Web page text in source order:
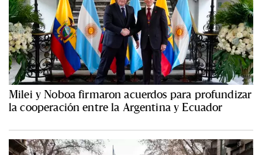
Milei y Noboa firmaron acuerdos para profundizar
la cooperación entre la Argentina y Ecuador